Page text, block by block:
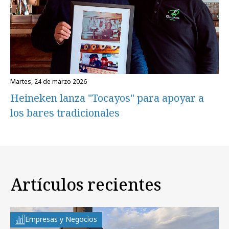
martes, 24 de marzo 2026
Heineken lanza "Tocayos" para apoyar a
los bares tradicionales
Artículos recientes
Empresas y Negocios